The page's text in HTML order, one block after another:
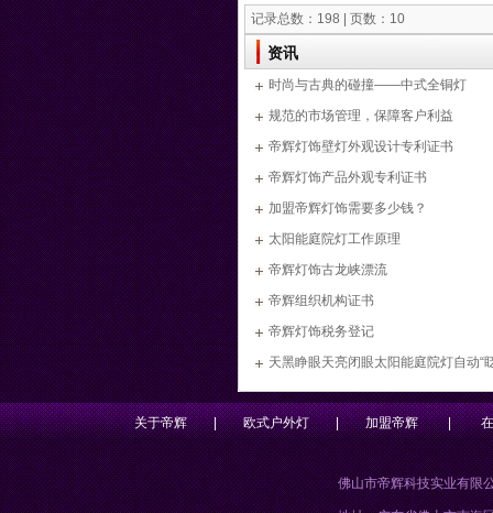
记录总数：198 | 页数：10
资讯
时尚与古典的碰撞——中式全铜灯
规范的市场管理，保障客户利益
帝辉灯饰壁灯外观设计专利证书
帝辉灯饰产品外观专利证书
加盟帝辉灯饰需要多少钱？
太阳能庭院灯工作原理
帝辉灯饰古龙峡漂流
帝辉组织机构证书
帝辉灯饰税务登记
天黑睁眼天亮闭眼太阳能庭院灯自动“
关于帝辉 | 欧式户外灯 | 加盟帝辉 |
佛山市帝辉科技实业有限